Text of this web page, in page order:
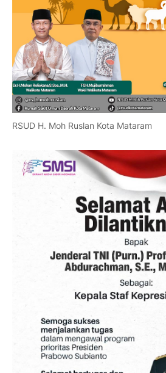
RSUD H. Moh Ruslan Kota Mataram